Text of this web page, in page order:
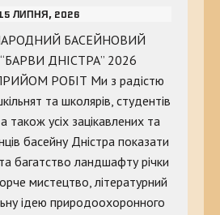
ЛИПНЯ, 2026
БАСЕЙНОВИЙ
ДНІСТРА” 2026
РОБІТ Ми з радістю
та школярів, студентів
також усіх зацікавлених та
басейну Дністра показати
багатство ландшафту річки
мистецтво, літературний
ідею природоохоронного